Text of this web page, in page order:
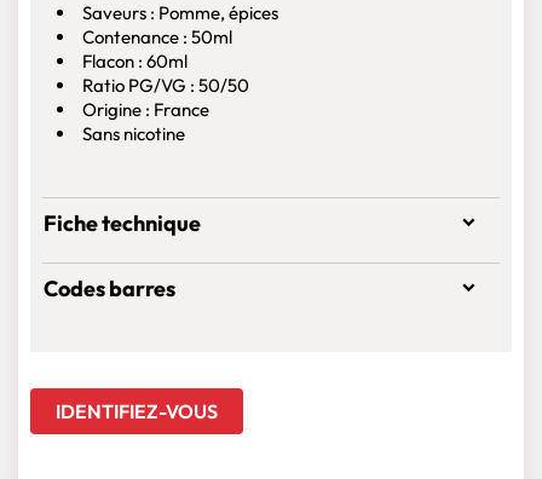
Saveurs : Pomme, épices
Contenance : 50ml
Flacon : 60ml
Ratio PG/VG : 50/50
Origine : France
Sans nicotine
Fiche technique
Codes barres
IDENTIFIEZ-VOUS